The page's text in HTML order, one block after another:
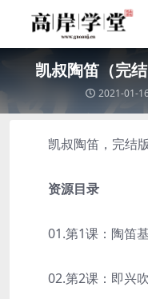
凯叔陶笛（完
2021-01-
凯叔陶笛，完结版
资源目录
01.第1课：陶笛基
02.第2课：即兴吹